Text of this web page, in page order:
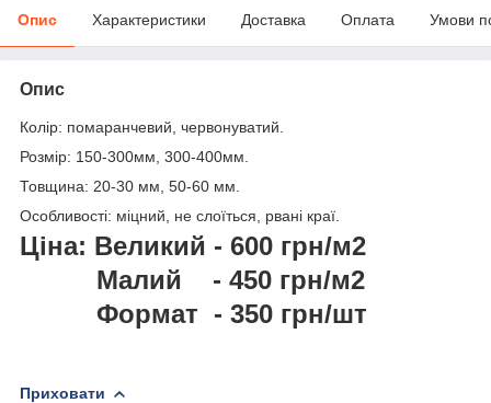
Опис Характеристики Доставка Оплата Умови
Опис
Колір: помаранчевий, червонуватий.
Розмір: 150-300мм, 300-400мм.
Товщина: 20-30 мм, 50-60 мм.
Особливості: міцний, не слоїться, рвані краї.
Ціна: Великий - 600 грн/м2
Малий - 450 грн/м2
Формат - 350 грн/шт
Приховати